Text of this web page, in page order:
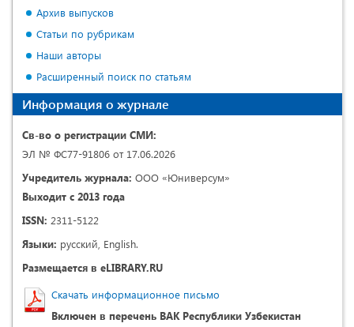
Архив выпусков
Статьи по рубрикам
Наши авторы
Расширенный поиск по статьям
Информация о журнале
Св-во о регистрации СМИ:
ЭЛ № ФС77-91806 от 17.06.2026
Учредитель журнала: ООО «Юниверсум»
Выходит с 2013 года
ISSN: 2311-5122
Языки: русский, English.
Размещается в eLIBRARY.RU
Скачать информационное письмо
Включен в перечень ВАК Республики Узбекистан